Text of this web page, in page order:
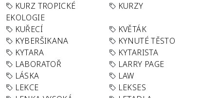
KURZ TROPICKÉ
EKOLOGIE
KURZY
KUŘECÍ
KVĚTÁK
KYBERŠIKANA
KYNUTÉ TĚSTO
KYTARA
KYTARISTA
LABORATOŘ
LARRY PAGE
LÁSKA
LAW
LEKCE
LEKSES